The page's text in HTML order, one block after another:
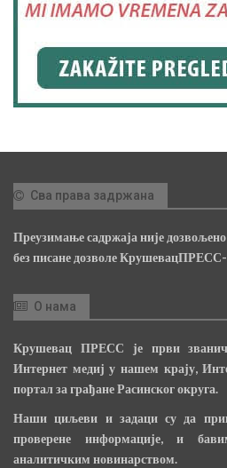
Сва права задржана
Преузимање садржаја није дозвољено
без писане дозволе
О нама
Крушевац ПРЕСС је први
Интернет медиј у нашем крају,
портал за грађане Расинског округа.
Наши циљеви и задаци су да
проверене информације, и
аналитичким новинарством.